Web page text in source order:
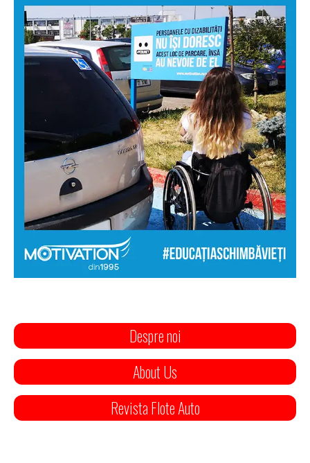
Despre noi
About Us
Revista Flote Auto